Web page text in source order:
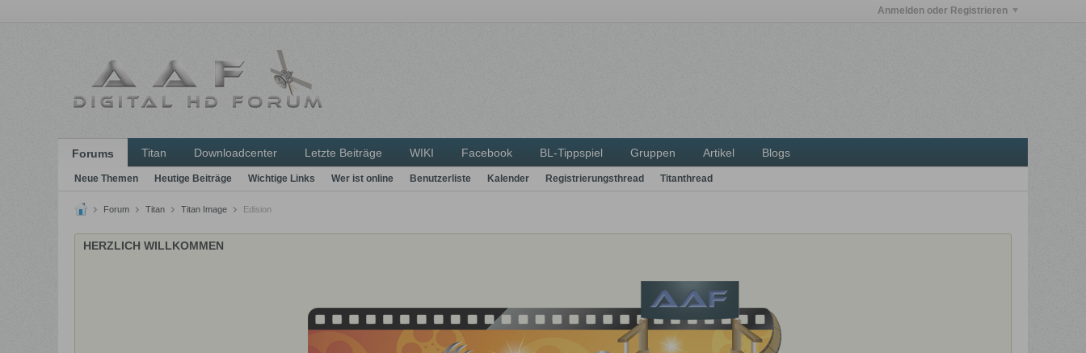
Anmelden oder Registrieren
Forums Titan Downloadcenter Letzte Beiträge WIKI Facebook BL-Tippspiel Gruppen Artikel Blogs
Neue Themen Heutige Beiträge Wichtige Links Wer ist online Benutzerliste Kalender Registrierungsthread Titanthread
Forum Titan Titan Image Edision
HERZLICH WILLKOMMEN